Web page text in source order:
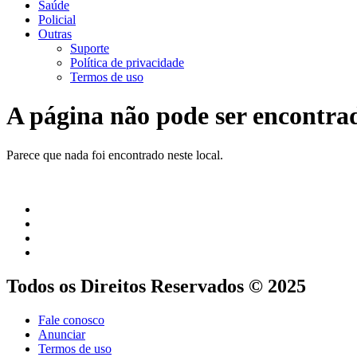
Saúde
Policial
Outras
Suporte
Política de privacidade
Termos de uso
A página não pode ser
Parece que nada foi encontrado neste local.
Todos os Direitos Reservados © 2025
Fale conosco
Anunciar
Termos de uso